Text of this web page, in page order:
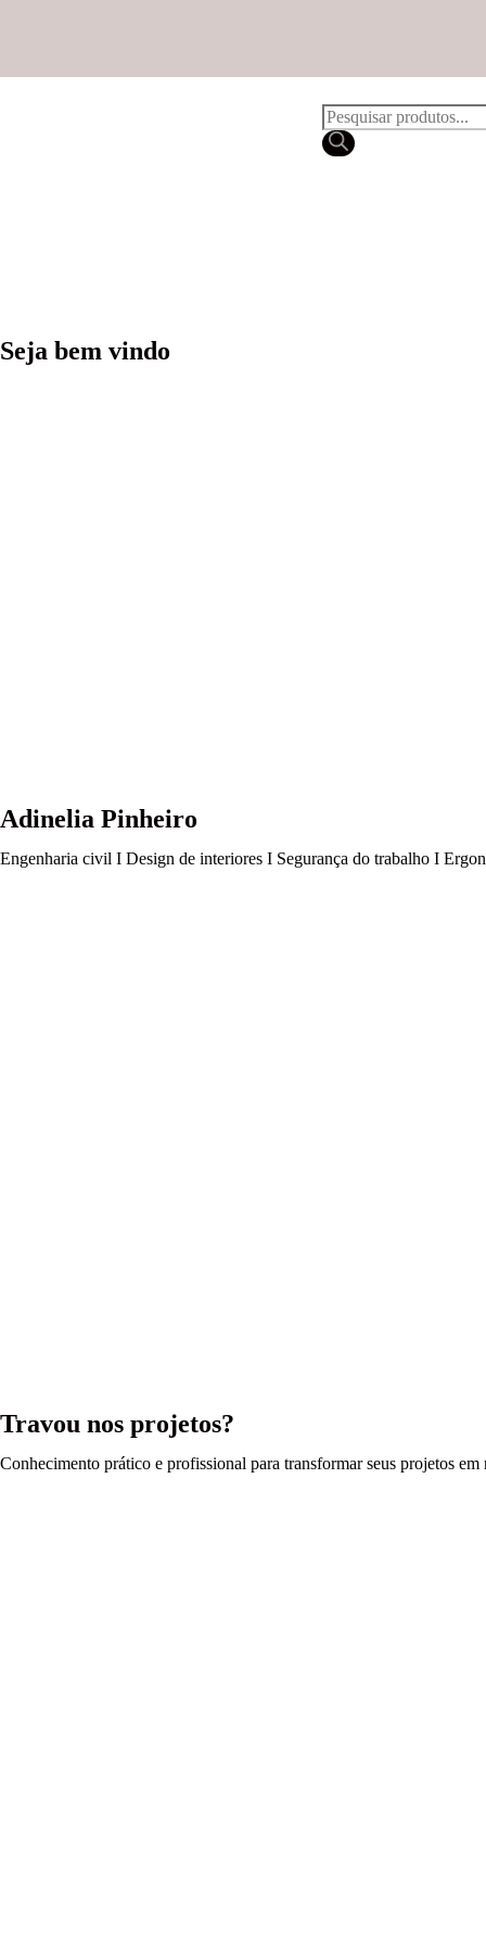
Seja bem vindo
Adinelia Pinheiro
Engenharia civil I Design de interiores I Segurança do trabalho I
Travou nos projetos?
Conhecimento prático e profissional para transformar seus projetos em